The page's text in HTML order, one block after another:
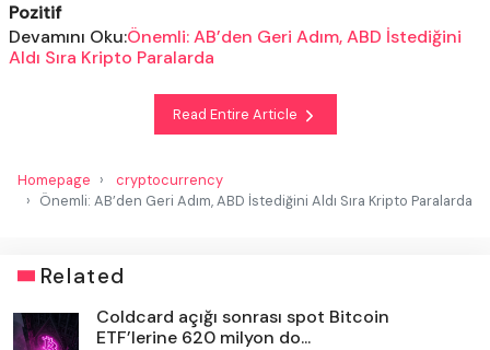
Pozitif
Devamını Oku:Önemli: AB’den Geri Adım, ABD İstediğini
Aldı Sıra Kripto Paralarda
Read Entire Article
Homepage
cryptocurrency
Önemli: AB’den Geri Adım, ABD İstediğini Aldı Sıra Kripto Paralarda
Related
Coldcard açığı sonrası spot Bitcoin
ETF’lerine 620 milyon do...